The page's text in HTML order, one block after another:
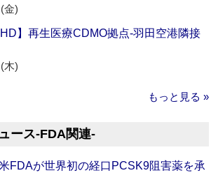
金)
HD】再生医療CDMO拠点‐羽田空港隣接
木)
もっと見る »
ース‐FDA関連‐
FDAが世界初の経口PCSK9阻害薬を承